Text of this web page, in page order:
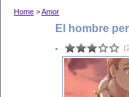
Home >Amor
El hombre
-